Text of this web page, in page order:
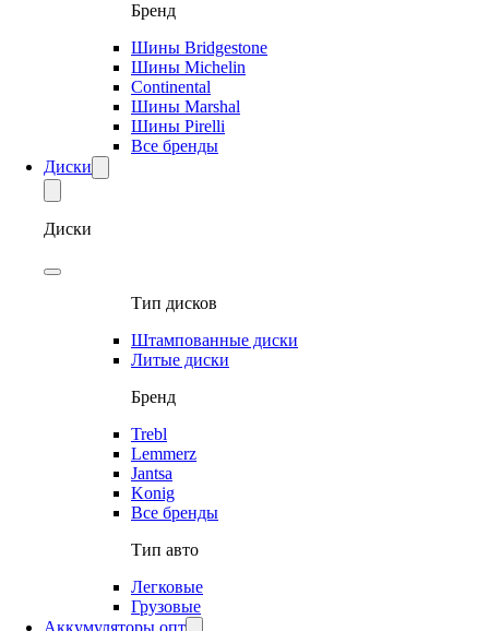
Бренд
Шины Bridgestone
Шины Michelin
Continental
Шины Marshal
Шины Pirelli
Все бренды
Диски
Диски
Тип дисков
Штампованные диски
Литые диски
Бренд
Trebl
Lemmerz
Jantsa
Konig
Все бренды
Тип авто
Легковые
Грузовые
Аккумуляторы опт